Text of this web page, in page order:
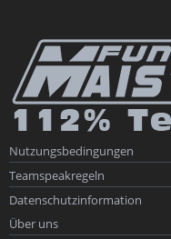
Nutzungsbedingungen
Teamspeakregeln
Datenschutzinformation
Über uns